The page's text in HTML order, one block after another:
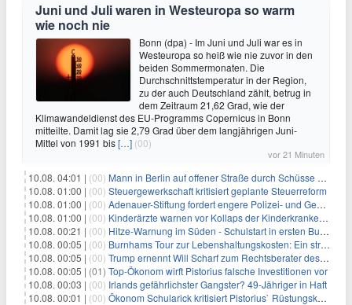
Juni und Juli waren in Westeuropa so warm
wie noch nie
Bonn (dpa) - Im Juni und Juli war es in
Westeuropa so heiß wie nie zuvor in den
beiden Sommermonaten. Die
Durchschnittstemperatur in der Region,
zu der auch Deutschland zählt, betrug in
dem Zeitraum 21,62 Grad, wie der
Klimawandeldienst des EU-Programms Copernicus in Bonn
mitteilte. Damit lag sie 2,79 Grad über dem langjährigen Juni-
Mittel von 1991 bis[…] (00)
vor 21 Minuten
10.08. 04:01 | (00) Mann in Berlin auf offener Straße durch Schüsse getötet
10.08. 01:00 | (00) Steuergewerkschaft kritisiert geplante Steuerreform
10.08. 01:00 | (00) Adenauer-Stiftung fordert engere Polizei- und Geheimdienstkooperation
10.08. 01:00 | (00) Kinderärzte warnen vor Kollaps der Kinderkrankenpflege
10.08. 00:21 | (00) Hitze-Warnung im Süden - Schulstart in ersten Bundesländern
10.08. 00:05 | (00) Burnhams Tour zur Lebenshaltungskosten: Ein strategischer Schritt inmitten von Kontroversen
10.08. 00:05 | (00) Trump ernennt Will Scharf zum Rechtsberater des Weißen Hauses: Auswirkungen auf Wirtschaft und Governance
10.08. 00:05 | (01) Top-Ökonom wirft Pistorius falsche Investitionen vor
10.08. 00:03 | (00) Irlands gefährlichster Gangster? 49-Jähriger in Haft
10.08. 00:01 | (00) Ökonom Schularick kritisiert Pistorius` Rüstungskurs